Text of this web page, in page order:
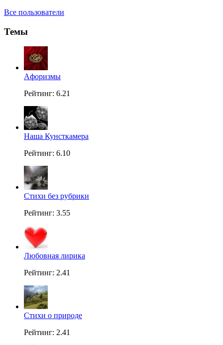
Все пользователи
Темы
Aфоризмы
Рейтинг: 6.21
Наша Кунсткамера
Рейтинг: 6.10
Стихи без рубрики
Рейтинг: 3.55
Любовная лирика
Рейтинг: 2.41
Стихи о природе
Рейтинг: 2.41